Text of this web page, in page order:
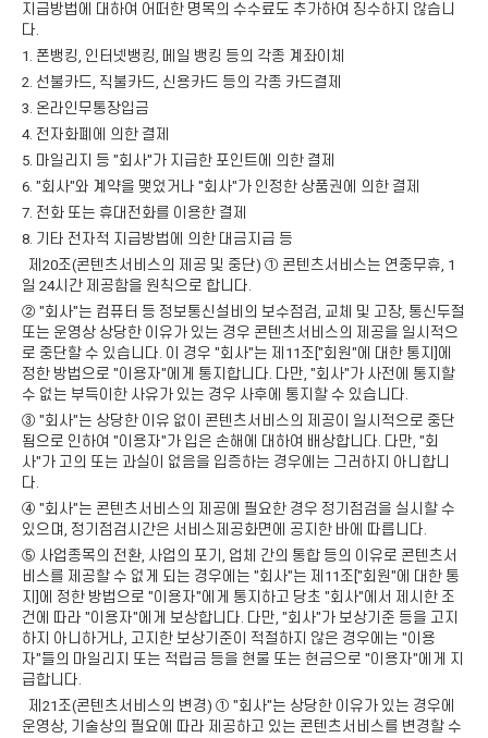
지급방법에 대하여 어떠한 명목의 수수료도 추가하여 징수하지 않습니
다.
1. 폰뱅킹, 인터넷뱅킹, 메일 뱅킹 등의 각종 계좌이체
2. 선불카드, 직불카드, 신용카드 등의 각종 카드결제
3. 온라인무통장입금
4. 전자화폐에 의한 결제
5. 마일리지 등 "회사"가 지급한 포인트에 의한 결제
6. "회사"와 계약을 맺었거나 "회사"가 인정한 상품권에 의한 결제
7. 전화 또는 휴대전화를 이용한 결제
8. 기타 전자적 지급방법에 의한 대금지급 등
제20조(콘텐츠서비스의 제공 및 중단) ① 콘텐츠서비스는 연중무휴, 1
일 24시간 제공함을 원칙으로 합니다.
② "회사"는 컴퓨터 등 정보통신설비의 보수점검, 교체 및 고장, 통신두절
또는 운영상 상당한 이유가 있는 경우 콘텐츠서비스의 제공을 일시적으
로 중단할 수 있습니다. 이 경우 "회사"는 제11조["회원"에 대한 통지]에
정한 방법으로 "이용자"에게 통지합니다. 다만, "회사"가 사전에 통지할
수 없는 부득이한 사유가 있는 경우 사후에 통지할 수 있습니다.
③ "회사"는 상당한 이유 없이 콘텐츠서비스의 제공이 일시적으로 중단
됨으로 인하여 "이용자"가 입은 손해에 대하여 배상합니다. 다만, "회
사"가 고의 또는 과실이 없음을 입증하는 경우에는 그러하지 아니합니
다.
④ "회사"는 콘텐츠서비스의 제공에 필요한 경우 정기점검을 실시할 수
있으며, 정기점검시간은 서비스제공화면에 공지한 바에 따릅니다.
⑤ 사업종목의 전환, 사업의 포기, 업체 간의 통합 등의 이유로 콘텐츠서
비스를 제공할 수 없게 되는 경우에는 "회사"는 제11조["회원"에 대한 통
지]에 정한 방법으로 "이용자"에게 통지하고 당초 "회사"에서 제시한 조
건에 따라 "이용자"에게 보상합니다. 다만, "회사"가 보상기준 등을 고지
하지 아니하거나, 고지한 보상기준이 적절하지 않은 경우에는 "이용
자"들의 마일리지 또는 적립금 등을 현물 또는 현금으로 "이용자"에게 지
급합니다.
제21조(콘텐츠서비스의 변경) ① "회사"는 상당한 이유가 있는 경우에
운영상, 기술상의 필요에 따라 제공하고 있는 콘텐츠서비스를 변경할 수